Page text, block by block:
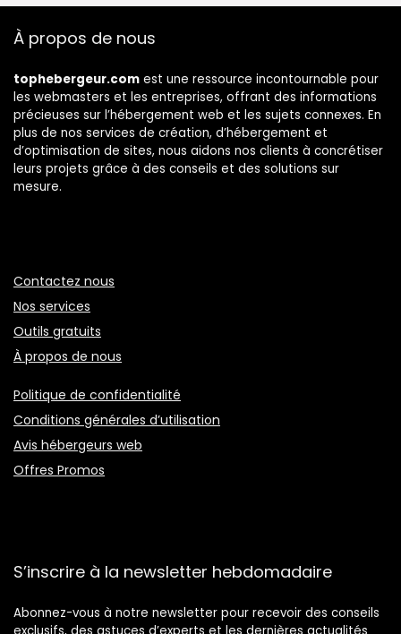
À propos de nous
tophebergeur.com est une ressource incontournable pour
les webmasters et les entreprises, offrant des informations
précieuses sur l’hébergement web et les sujets connexes. En
plus de nos services de création, d’hébergement et
d’optimisation de sites, nous aidons nos clients à concrétiser
leurs projets grâce à des conseils et des solutions sur
mesure.
Contactez nous
Nos services
Outils gratuits
À propos de nous
Politique de confidentialité
Conditions générales d’utilisation
Avis hébergeurs web
Offres Promos
S’inscrire à la newsletter hebdomadaire
Abonnez-vous à notre newsletter pour recevoir des conseils